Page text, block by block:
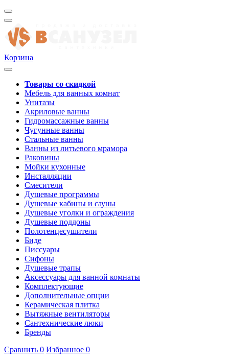
Корзина
Товары со скидкой
Мебель для ванных комнат
Унитазы
Акриловые ванны
Гидромассажные ванны
Чугунные ванны
Стальные ванны
Ванны из литьевого мрамора
Раковины
Мойки кухонные
Инсталляции
Смесители
Душевые программы
Душевые кабины и сауны
Душевые уголки и ограждения
Душевые поддоны
Полотенцесушители
Биде
Писсуары
Сифоны
Душевые трапы
Аксессуары для ванной комнаты
Комплектующие
Дополнительные опции
Керамическая плитка
Вытяжные вентиляторы
Сантехнические люки
Бренды
Сравнить 0 Избранное 0